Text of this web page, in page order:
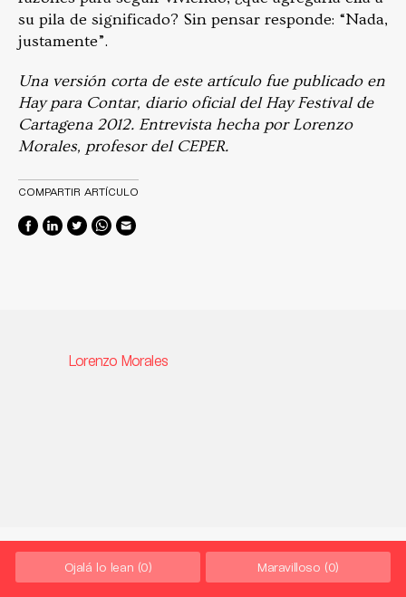
su pila de significado? Sin pensar responde: “Nada,
justamente”.
Una versión corta de este artículo fue publicado en
Hay para Contar, diario oficial del Hay Festival de
Cartagena 2012. Entrevista hecha por Lorenzo
Morales, profesor del CEPER.
COMPARTIR ARTÍCULO
Lorenzo Morales
Ojalá lo lean (0) Maravilloso (0)